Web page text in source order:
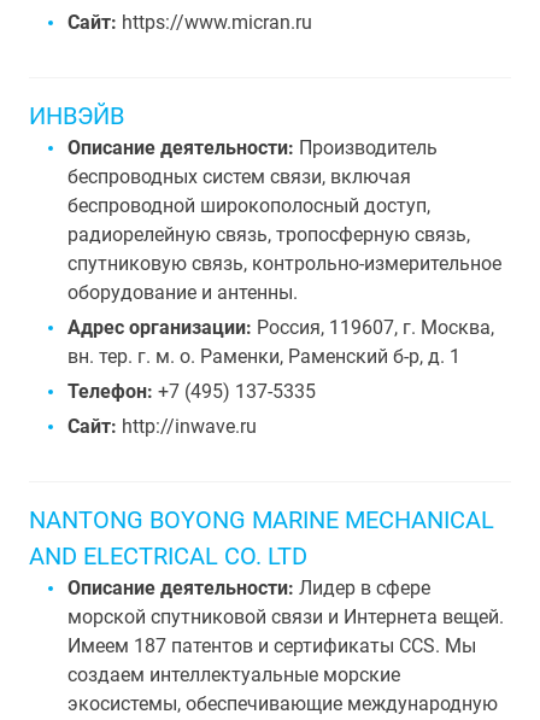
Сайт: https://www.micran.ru
ИНВЭЙВ
Описание деятельности: Производитель
беспроводных систем связи, включая
беспроводной широкополосный доступ,
радиорелейную связь, тропосферную связь,
спутниковую связь, контрольно-измерительное
оборудование и антенны.
Адрес организации: Россия, 119607, г. Москва,
вн. тер. г. м. о. Раменки, Раменский б-р, д. 1
Телефон: +7 (495) 137-5335
Сайт: http://inwave.ru
NANTONG BOYONG MARINE MECHANICAL
AND ELECTRICAL CO. LTD
Описание деятельности: Лидер в сфере
морской спутниковой связи и Интернета вещей.
Имеем 187 патентов и сертификаты CCS. Мы
создаем интеллектуальные морские
экосистемы, обеспечивающие международную